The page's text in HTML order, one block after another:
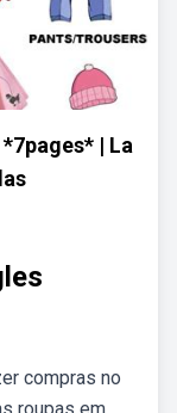
| La
compras no